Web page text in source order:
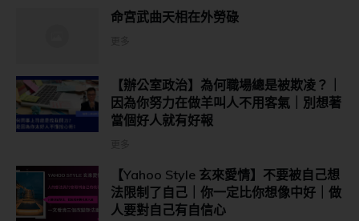
命宮武曲天相在外勞碌
【辦公室政治】為何職場總是被欺凌？｜
因為你努力在做羊叫人不用客氣｜別想著
當個好人就有好報
【Yahoo Style 玄來愛情】不要被自己想
法限制了自己｜你一定比你想像中好｜做
人要對自己有自信心